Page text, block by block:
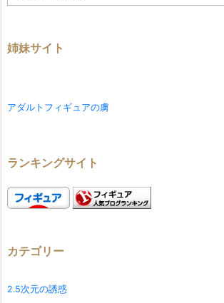
姉妹サイト
アダルトフィギュアの虜
ランキングサイト
カテゴリー
2.5次元の誘惑